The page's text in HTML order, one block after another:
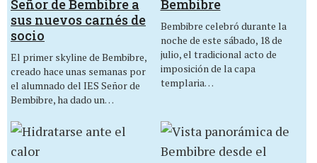
Señor de Bembibre a
sus nuevos carnés de
socio
El primer skyline de Bembibre,
creado hace unas semanas por
el alumnado del IES Señor de
Bembibre, ha dado un…
Bembibre
Bembibre celebró durante la
noche de este sábado, 18 de
julio, el tradicional acto de
imposición de la capa
templaria…